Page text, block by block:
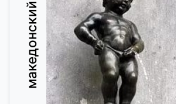
македонский